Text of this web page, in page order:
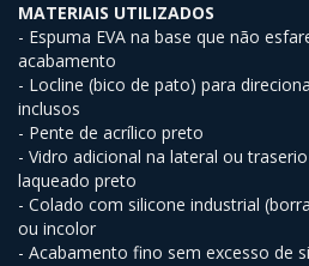
MATERIAIS UTILIZADOS
- Espuma EVA na base que não
acabamento
- Locline (bico de pato) para
inclusos
- Pente de acrílico preto
- Vidro adicional na lateral ou
laqueado preto
- Colado com silicone industrial
ou incolor
- Acabamento fino sem excesso de